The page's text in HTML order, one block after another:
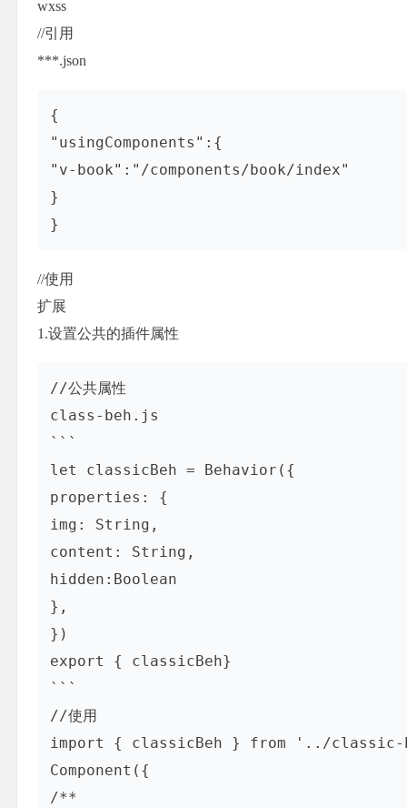
wxss
//引用
***.json
{
"usingComponents":{
"v-book":"/components/book/index"
}
}
//使用
扩展
1.设置公共的插件属性
//公共属性
class-beh.js
```
let classicBeh = Behavior({
properties: {
img: String,
content: String,
hidden:Boolean
},
})
export { classicBeh}
```
//使用
import { classicBeh } from '../classic-
Component({
/**